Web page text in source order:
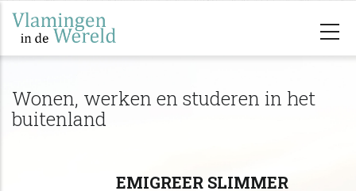
Overslaan
naar
inhoud
gaan
Wonen, werken en studeren in het
buitenland
EMIGREER SLIMMER